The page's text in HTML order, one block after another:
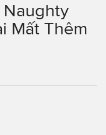
Naughty
Mất Thêm